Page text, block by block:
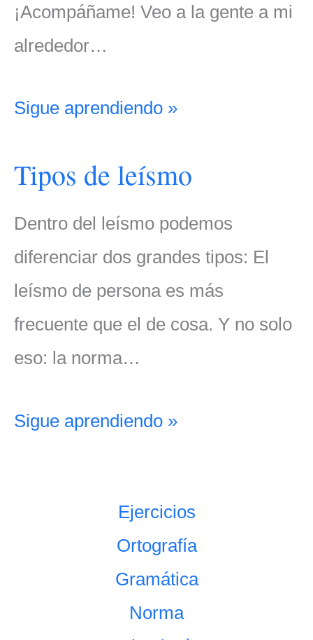
¡Acompáñame! Veo a la gente a mi
alrededor…
Sigue aprendiendo »
Tipos de leísmo
Dentro del leísmo podemos
diferenciar dos grandes tipos: El
leísmo de persona es más
frecuente que el de cosa. Y no solo
eso: la norma…
Sigue aprendiendo »
Ejercicios
Ortografía
Gramática
Norma